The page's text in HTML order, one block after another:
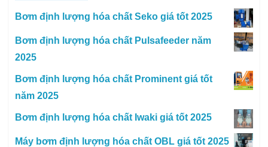
Bơm định lượng hóa chất Seko giá tốt 2025
Bơm định lượng hóa chất Pulsafeeder năm
2025
Bơm định lượng hóa chất Prominent giá tốt
năm 2025
Bơm định lượng hóa chất Iwaki giá tốt 2025
Máy bơm định lượng hóa chất OBL giá tốt 2025